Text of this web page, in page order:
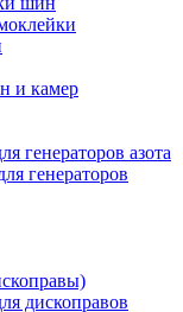
и камер
генераторов азота
генераторов
дископравов